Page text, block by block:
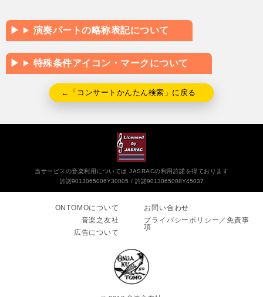
演奏パートの略称表記について
特殊条件アイコン・マークについて
←「コンサートかんたん検索」に戻る
当サービスの音楽利用については JASRACの利用許諾を得ております
許諾9013065006Y30005
許諾9013065008Y45037
ONTOMOについて
音楽之友社
広告について
お問い合わせ
プライバシーポリシー／免責事
項